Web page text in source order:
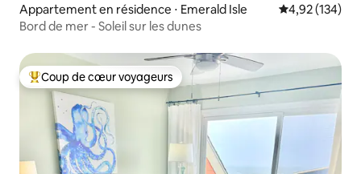
Appartement en résidence ⋅ Emerald Isle Évaluation
4,92 (134)
Bord de mer - Soleil sur les dunes
Coups de cœur voyageurs les plus appréciés
Coup de cœur voyageurs